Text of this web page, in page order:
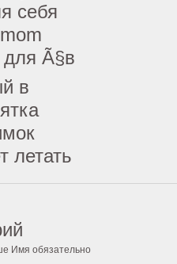
себя
Ã§в
в
летать
Имя обязательно